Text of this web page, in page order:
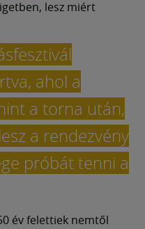
lesz miért
ahol a
a torna után,
a rendezvény
próbát tenni a
év felettiek nemtől